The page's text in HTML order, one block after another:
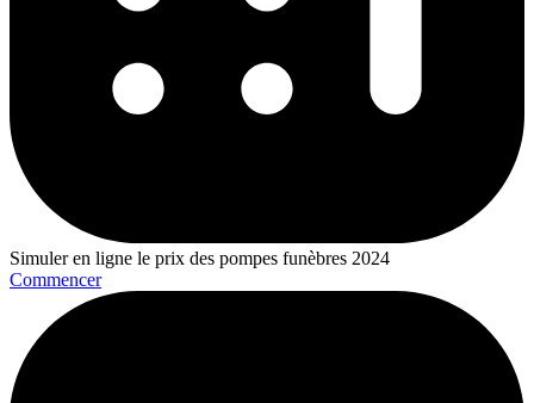
Simuler en ligne le prix des pompes funèbres 2024
Commencer